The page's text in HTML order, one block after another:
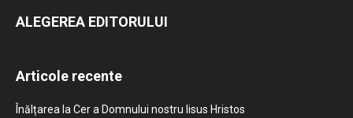
ALEGEREA EDITORULUI
Articole recente
Înălțarea la Cer a Domnului nostru Iisus Hristos